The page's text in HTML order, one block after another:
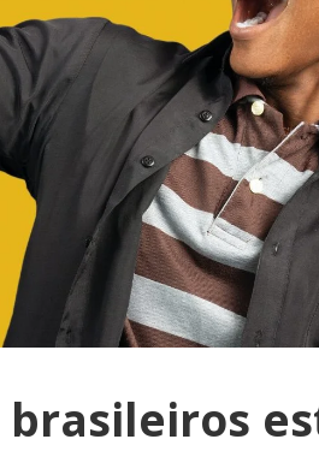
brasileiros